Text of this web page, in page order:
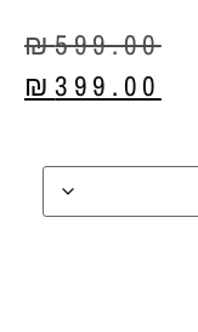
₪599.00
₪399.00